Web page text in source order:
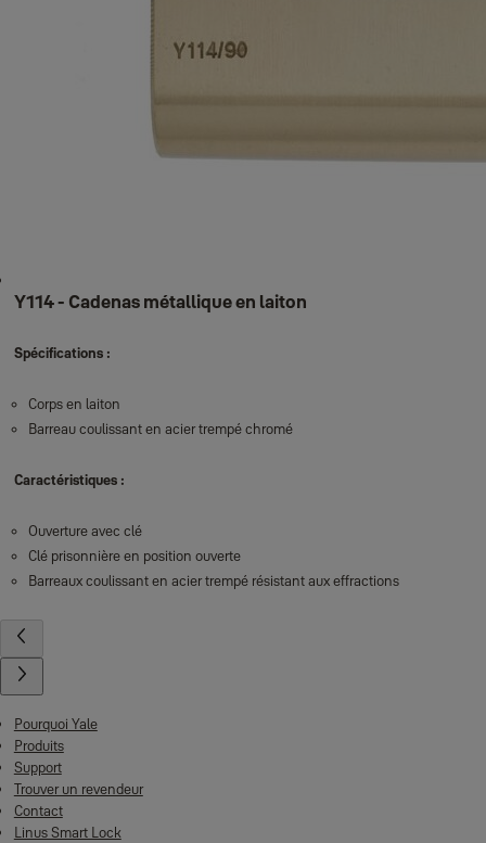
Y114 - Cadenas métallique en laiton
Spécifications :
Corps en laiton
Barreau coulissant en acier trempé chromé
Caractéristiques :
Ouverture avec clé
Clé prisonnière en position ouverte
Barreaux coulissant en acier trempé résistant aux effractions
Pourquoi Yale
Produits
Support
Trouver un revendeur
Contact
Linus Smart Lock